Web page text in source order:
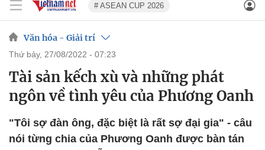
# ASEAN CUP 2026
Văn hóa - Giải trí
thứ bảy, 27/08/2022 - 07:23
Tài sản kếch xù và những phát
ngôn về tình yêu của Phương Oanh
"Tôi sợ đàn ông, đặc biệt là rất sợ đại gia" - câu
nói từng chia của Phương Oanh được bàn tán